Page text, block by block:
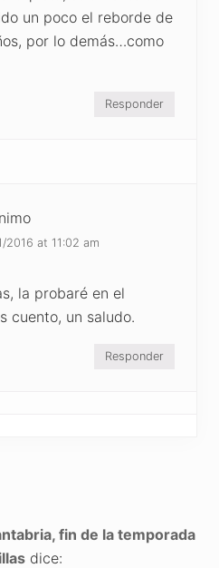
un poco el reborde de
por lo demás…como
Responder
2016 at 11:02 am
la probaré en el
cuento, un saludo.
Responder
fin de la temporada
dice: